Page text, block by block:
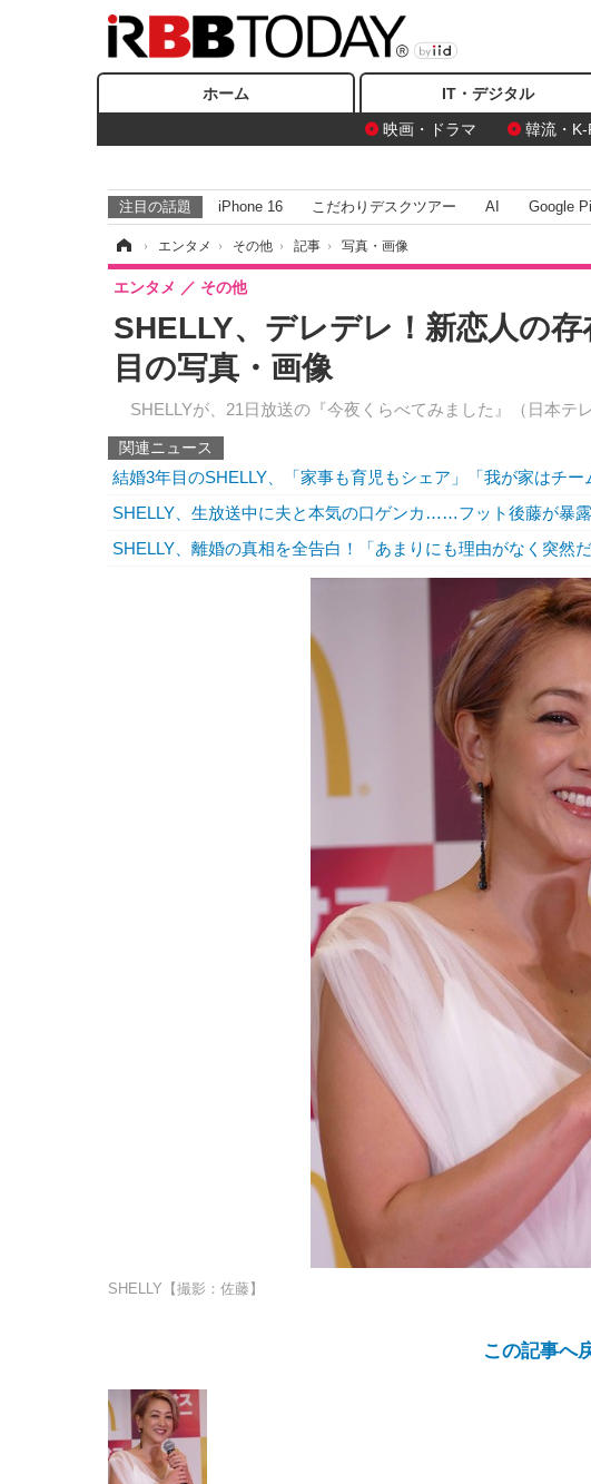
ホーム IT・デジタル
映画・ドラマ
韓流・K-
注目の話題 iPhone 16 こだわりデスクツアー AI Google
› エンタメ › その他 › 記事 › 写真・画像
SHELLY、デレデレ！新恋人の
目の写真・画像
SHELLYが、21日放送の『今夜くらべてみました』（日本テ
エンタメ その他
関連ニュース
結婚3年目のSHELLY、「家事も育児もシェア」「我が家はチー
SHELLY、生放送中に夫と本気の口ゲンカ……フット後藤が暴露
SHELLY、離婚の真相を全告白！「あまりにも理由がなく突然だ
SHELLY【撮影：佐藤】
この記事へ